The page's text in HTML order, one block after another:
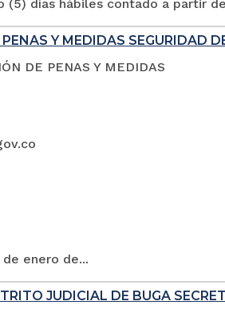
(5) días hábiles contado a partir
Y MEDIDAS SEGURIDAD
DE PENAS Y MEDIDAS
enero de...
JUDICIAL DE BUGA